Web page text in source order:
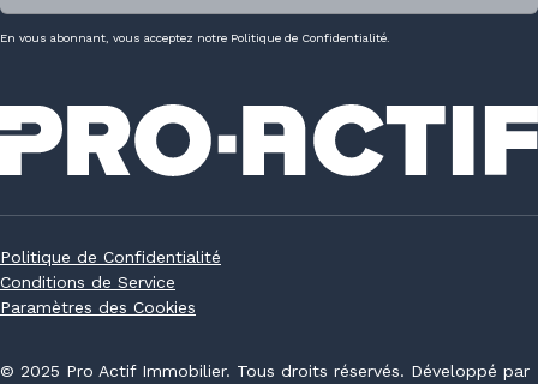
En vous abonnant, vous acceptez notre Politique de Confidentialité.
Politique de Confidentialité
Conditions de Service
Paramètres des Cookies
© 2025 Pro Actif Immobilier. Tous droits réservés. Développé par